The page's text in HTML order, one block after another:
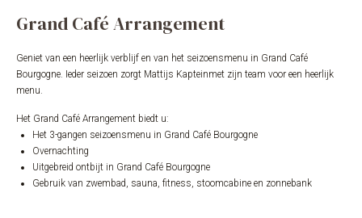
Grand Café Arrangement
Geniet van een heerlijk verblijf en van het seizoensmenu in Grand Café
Bourgogne. Ieder seizoen zorgt Mattijs Kapteinmet zijn team voor een heerlijk
menu.
Het Grand Café Arrangement biedt u:
Het 3-gangen seizoensmenu in Grand Café Bourgogne
Overnachting
Uitgebreid ontbijt in Grand Café Bourgogne
Gebruik van zwembad, sauna, fitness, stoomcabine en zonnebank